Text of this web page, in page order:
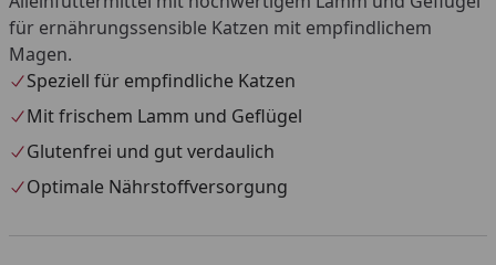
für ernährungssensible Katzen mit empfindlichem
Magen.
Speziell für empfindliche Katzen
Mit frischem Lamm und Geflügel
Glutenfrei und gut verdaulich
Optimale Nährstoffversorgung